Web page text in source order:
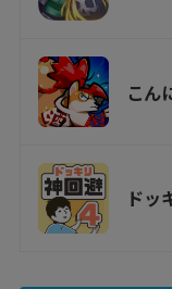
こん
ドッ